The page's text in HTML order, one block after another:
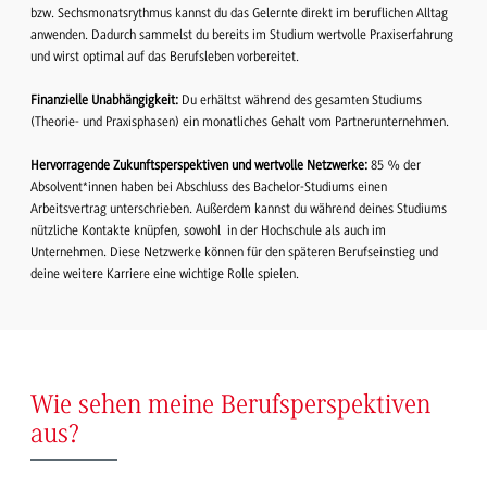
bzw. Sechsmonatsrythmus kannst du das Gelernte direkt im beruflichen Alltag
anwenden. Dadurch sammelst du bereits im Studium wertvolle Praxiserfahrung
und wirst optimal auf das Berufsleben vorbereitet.
Finanzielle Unabhängigkeit: Du erhältst während des gesamten Studiums
(Theorie- und Praxisphasen) ein monatliches Gehalt vom Partnerunternehmen.
Hervorragende Zukunftsperspektiven und wertvolle Netzwerke: 85 % der
Absolvent*innen haben bei Abschluss des Bachelor-Studiums einen
Arbeitsvertrag unterschrieben. Außerdem kannst du während deines Studiums
nützliche Kontakte knüpfen, sowohl in der Hochschule als auch im
Unternehmen. Diese Netzwerke können für den späteren Berufseinstieg und
deine weitere Karriere eine wichtige Rolle spielen.
Wie sehen meine Berufsperspektiven
aus?